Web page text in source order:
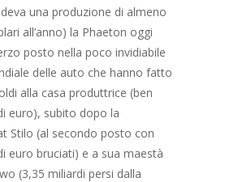
una produzione di almeno
all’anno) la Phaeton oggi
posto nella poco invidiabile
delle auto che hanno fatto
alla casa produttrice (ben
euro), subito dopo la
Stilo (al secondo posto con
euro bruciati) e a sua maestà
(3,35 miliardi persi dalla